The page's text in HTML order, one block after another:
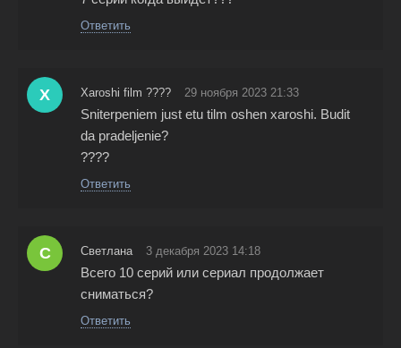
Ответить
X Xaroshi film ???? 29 ноября 2023 21:33
Sniterpeniem just etu tilm oshen xaroshi. Budit
da pradeljenie?
????
Ответить
С Светлана 3 декабря 2023 14:18
Всего 10 серий или сериал продолжает
сниматься?
Ответить